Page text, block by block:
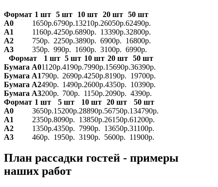
Формат 1 шт 5 шт 10 шт 20 шт 50 шт
А0
1650р.6790р.13210р.26050р.62490р.
А1
1160р.4250р.6890р. 13390р.32800р.
А2
750р. 2250р.3890р. 6900р. 16800р.
А3
350р. 990р. 1690р. 3100р. 6990р.
Формат
1 шт 5 шт 10 шт 20 шт 50 шт
Бумага А01120р.4190р.7990р.15690р.36390р.
Бумага А1790р. 2690р.4250р.8190р. 19700р.
Бумага А2490р. 1490р.2600р.4350р. 10390р.
Бумага А3200р. 700р. 1150р.2090р. 4390р.
Формат 1 шт 5 шт 10 шт 20 шт
50 шт
А0
3650р.15200р.28890р.56750р.134790р.
А1
2350р.8090р. 13850р.26150р.61200р.
А2
1350р.4350р. 7990р. 13650р.31100р.
А3
460р. 1950р. 3190р. 5600р. 11900р.
План рассадки гостей - примеры
наших работ